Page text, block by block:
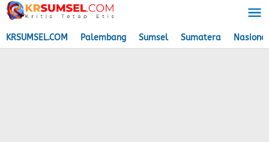
Lewati
ke
konten
KRSUMSEL.COM Palembang Sumsel Sumatera Nasional